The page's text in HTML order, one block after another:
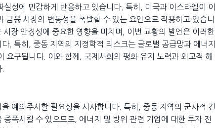
성에 민감하게 반응하고 있습니다. 특히, 미국과 이스라엘이 이
융 시장의 변동성을 촉발할 수 있는 요인으로 작용하고 있습니
장 안정성에 중요한 영향을 미치며, 이번 교황의 발언은 이러한
. 특히, 중동 지역의 지정학적 리스크는 글로벌 공급망과 에너지
요구됩니다. 이와 함께, 국제사회의 평화 유지 노력과 외교적 해
예의주시할 필요성을 시사합니다. 특히, 중동 지역의 군사적 긴
폭시킬 수 있으므로, 에너지 및 방위 관련 기업에 대한 투자 전